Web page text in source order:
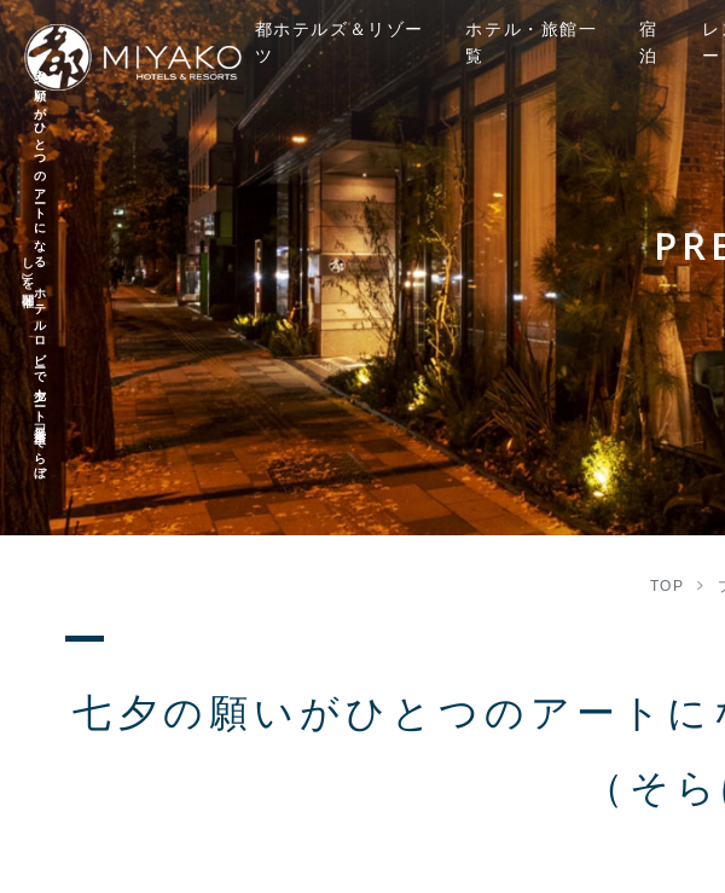
七夕の
願い
が
ひ
と
つ
の
ア
ート
に
な
るホ
テ
ル
ロ
ビ
ーで
七夕ア
ート
展「宙星（そ
ら
ぼ
し）」を
開催
都ホテルズ＆リゾー
ツ
ホテル・旅館一
覧
宿
泊
レ
ー
TOP
七夕の願いがひとつのアート
（そ